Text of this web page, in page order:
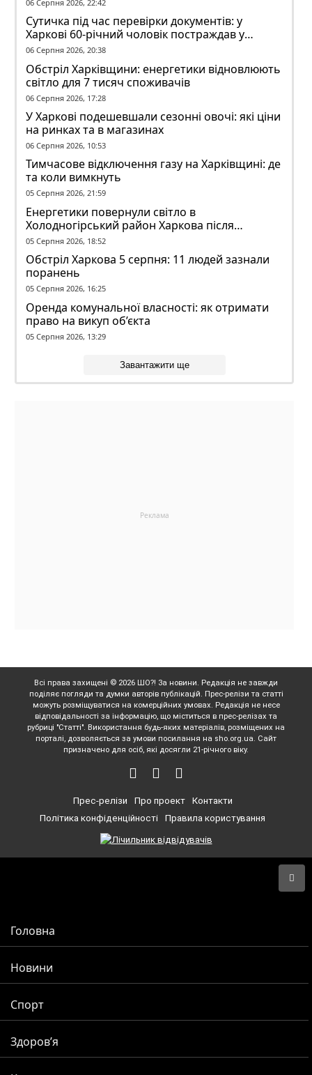
06 Серпня 2026, 22:42
Сутичка під час перевірки документів: у
Харкові 60-річний чоловік постраждав у
конфлікті з ТЦК
06 Серпня 2026, 20:38
Обстріл Харківщини: енергетики відновлюють
світло для 7 тисяч споживачів
06 Серпня 2026, 17:28
У Харкові подешевшали сезонні овочі: які ціни
на ринках та в магазинах
06 Серпня 2026, 10:53
Тимчасове відключення газу на Харківщині: де
та коли вимкнуть
05 Серпня 2026, 21:59
Енергетики повернули світло в
Холодногірський район Харкова після
ворожого обстрілу
05 Серпня 2026, 18:52
Обстріл Харкова 5 серпня: 11 людей зазнали
поранень
05 Серпня 2026, 16:25
Оренда комунальної власності: як отримати
право на викуп об’єкта
05 Серпня 2026, 13:29
Завантажити ще
Всі права захищені © 2026 ШО?! За новини. Редакція не завжди
поділяє погляди та думки авторів публікацій. Прес-релізи та статті
можуть розміщуватися на комерційних умовах. Редакція не несе
відповідальності за інформацію, що міститься в прес-релізах та
рубриці "Статті". Використання будь-яких матеріалів, розміщених на
порталі, дозволяється за умови посилання на sho.org.ua. Сайт
призначено для осіб, які досягли 21-річного віку.
Прес-релізи Про проект
Контакти
Політика конфіденційності
Правила користування
Головна
Новини
Спорт
Здоров’я